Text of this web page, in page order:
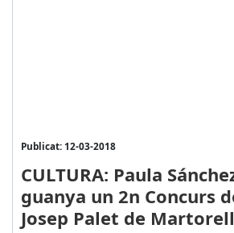
Publicat: 12-03-2018
CULTURA: Paula
guanya un 2n Concurs
Josep Palet de Martorell